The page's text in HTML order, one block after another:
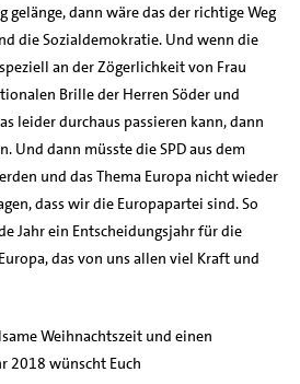
gelänge, dann wäre das der richtige Weg
die Sozialdemokratie. Und wenn die
an der Zögerlichkeit von Frau
Brille der Herren Söder und
leider durchaus passieren kann, dann
Und dann müsste die SPD aus dem
und das Thema Europa nicht wieder
dass wir die Europapartei sind. So
Jahr ein Entscheidungsjahr für die
das von uns allen viel Kraft und
Weihnachtszeit und einen
2018 wünscht Euch